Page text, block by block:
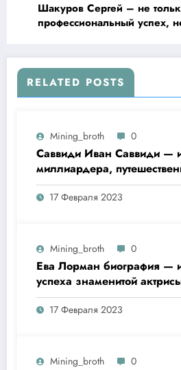
Шакуров Сергей – не
профессиональный успех,
RELATED POSTS
Mining_broth 0
Саввиди Иван Саввиди —
миллиардера,
футбольного президента —
удивительная биография
17 Февраля 2023
Mining_broth 0
Ева Лорман биография —
успеха знаменитой
17 Февраля 2023
Mining_broth 0